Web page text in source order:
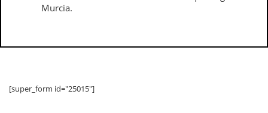
Murcia.
[super_form id="25015"]